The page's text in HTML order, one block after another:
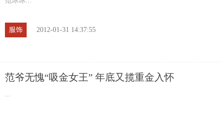
服饰 2012-01-31 14:37:55
范爷无愧“吸金女王” 年底又揽重金入怀
...